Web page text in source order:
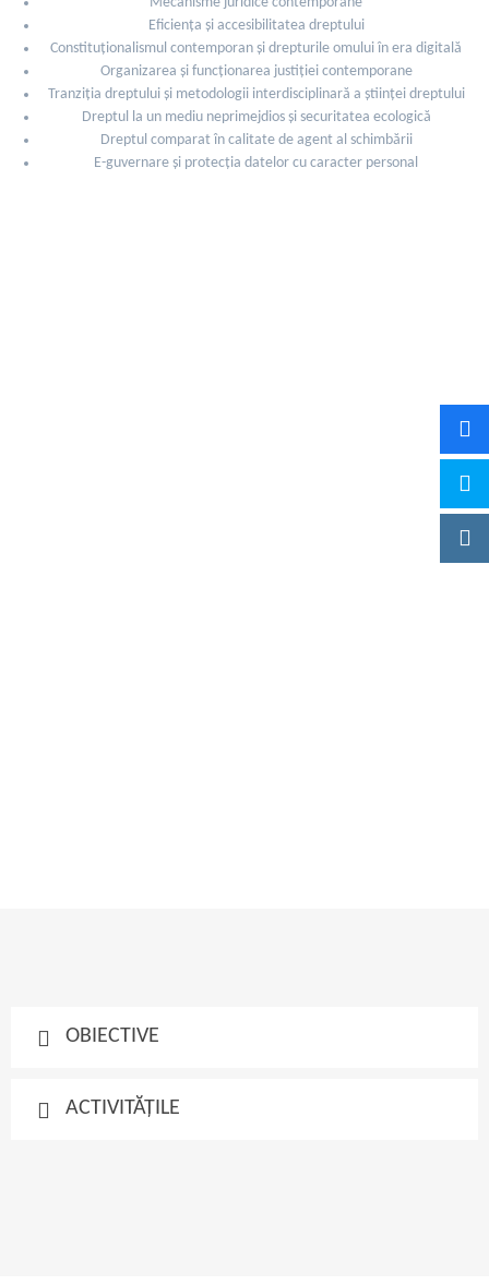
Eficiența și accesibilitatea dreptului
Constituționalismul contemporan și drepturile omului în era digitală
Organizarea și funcționarea justiției contemporane
Tranziția dreptului și metodologii interdisciplinară a științei dreptului
Dreptul la un mediu neprimejdios și securitatea ecologică
Dreptul comparat în calitate de agent al schimbării
E-guvernare și protecția datelor cu caracter personal
OBIECTIVE
ACTIVITĂȚILE